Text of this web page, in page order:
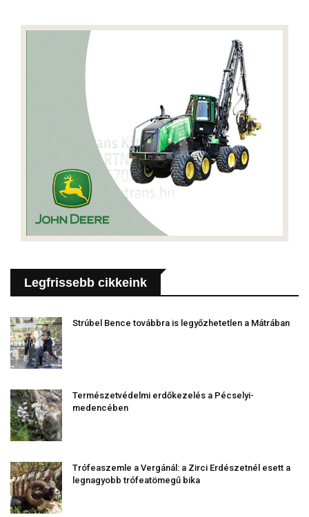
Legfrissebb cikkeink
Strúbel Bence továbbra is legyőzhetetlen a Mátrában
Természetvédelmi erdőkezelés a Pécselyi-
medencében
Trófeaszemle a Vergánál: a Zirci Erdészetnél esett a
legnagyobb trófeatömegű bika